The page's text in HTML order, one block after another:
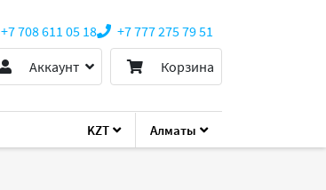
KZT Алматы
+7 708 611 05 18
+7 777 275 79 51
Аккаунт
Корзина